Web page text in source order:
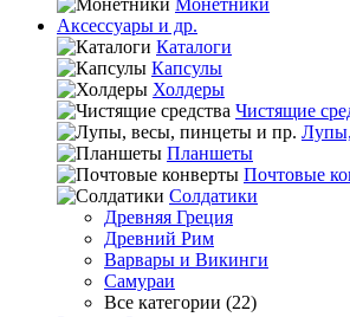
Монетники
Аксессуары и др.
Каталоги
Капсулы
Холдеры
Чистящие
Планшеты
Почтовые
Солдатики
Древняя Греция
Древний Рим
Варвары и Викинги
Самураи
Все категории (22)